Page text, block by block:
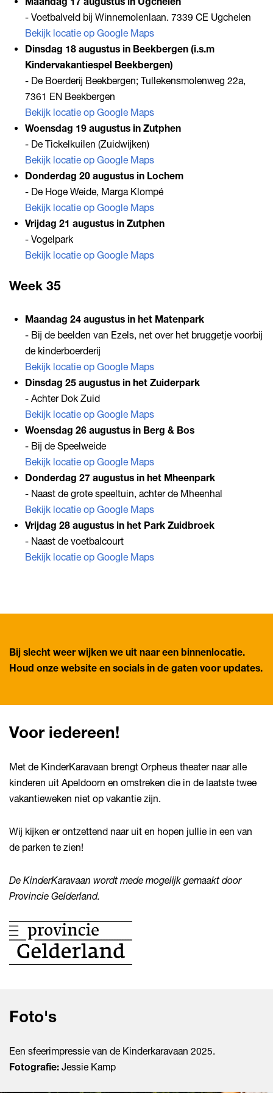
- Voetbalveld bij Winnemolenlaan. 7339 CE Ugchelen
Bekijk locatie op Google Maps
Dinsdag 18 augustus in Beekbergen (i.s.m
Kindervakantiespel Beekbergen)
- De Boerderij Beekbergen; Tullekensmolenweg 22a,
7361 EN Beekbergen
Bekijk locatie op Google Maps
Woensdag 19 augustus in Zutphen
- De Tickelkuilen (Zuidwijken)
Bekijk locatie op Google Maps
Donderdag 20 augustus in Lochem
- De Hoge Weide, Marga Klompé
Bekijk locatie op Google Maps
Vrijdag 21 augustus in Zutphen
- Vogelpark
Bekijk locatie op Google Maps
Week 35
Maandag 24 augustus in het Matenpark
- Bij de beelden van Ezels, net over het bruggetje voorbij
de kinderboerderij
Bekijk locatie op Google Maps
Dinsdag 25 augustus in het Zuiderpark
- Achter Dok Zuid
Bekijk locatie op Google Maps
Woensdag 26 augustus in Berg & Bos
- Bij de Speelweide
Bekijk locatie op Google Maps
Donderdag 27 augustus in het Mheenpark
- Naast de grote speeltuin, achter de Mheenhal
Bekijk locatie op Google Maps
Vrijdag 28 augustus in het Park Zuidbroek
- Naast de voetbalcourt
Bekijk locatie op Google Maps
Bij slecht weer wijken we uit naar een binnenlocatie.
Houd onze website en socials in de gaten voor updates.
Voor iedereen!
Met de KinderKaravaan brengt Orpheus theater naar alle
kinderen uit Apeldoorn en omstreken die in de laatste twee
vakantieweken niet op vakantie zijn.
Wij kijken er ontzettend naar uit en hopen jullie in een van
de parken te zien!
De KinderKaravaan wordt mede mogelijk gemaakt door
Provincie Gelderland.
Foto's
Een sfeerimpressie van de Kinderkaravaan 2025.
Fotografie: Jessie Kamp
Inzoomen